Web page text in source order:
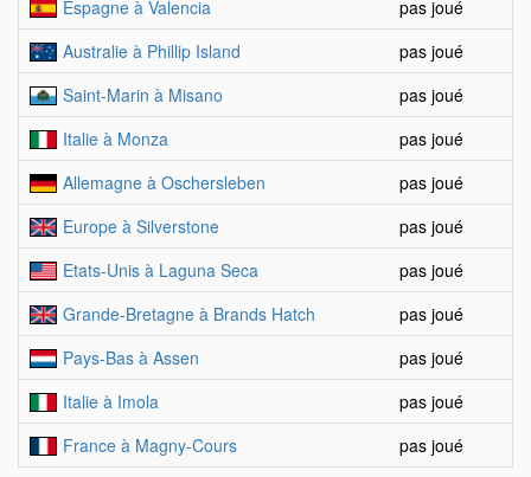
Espagne à Valencia
pas joué
Australie à Phillip Island
pas joué
Saint-Marin à Misano
pas joué
Italie à Monza
pas joué
Allemagne à Oschersleben
pas joué
Europe à Silverstone
pas joué
Etats-Unis à Laguna Seca
pas joué
Grande-Bretagne à Brands Hatch
pas joué
Pays-Bas à Assen
pas joué
Italie à Imola
pas joué
France à Magny-Cours
pas joué